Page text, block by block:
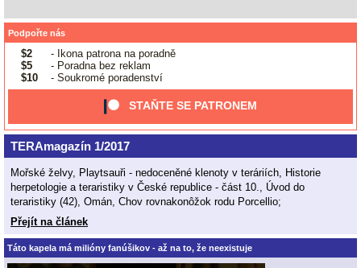
Podpořte nás
$2
- Ikona patrona na poradně
$5
- Poradna bez reklam
$10
- Soukromé poradenství
STAŇTE SE PATRONEM
TERAmagazín 1/2017
Mořské želvy, Playtsauři - nedoceněné klenoty v teráriích, Historie
herpetologie a teraristiky v České republice - část 10., Úvod do
teraristiky (42), Omán, Chov rovnakonôžok rodu Porcellio;
Přejít na článek
Táto kapela má milióny fanúšikov - až na to, že neexistuje